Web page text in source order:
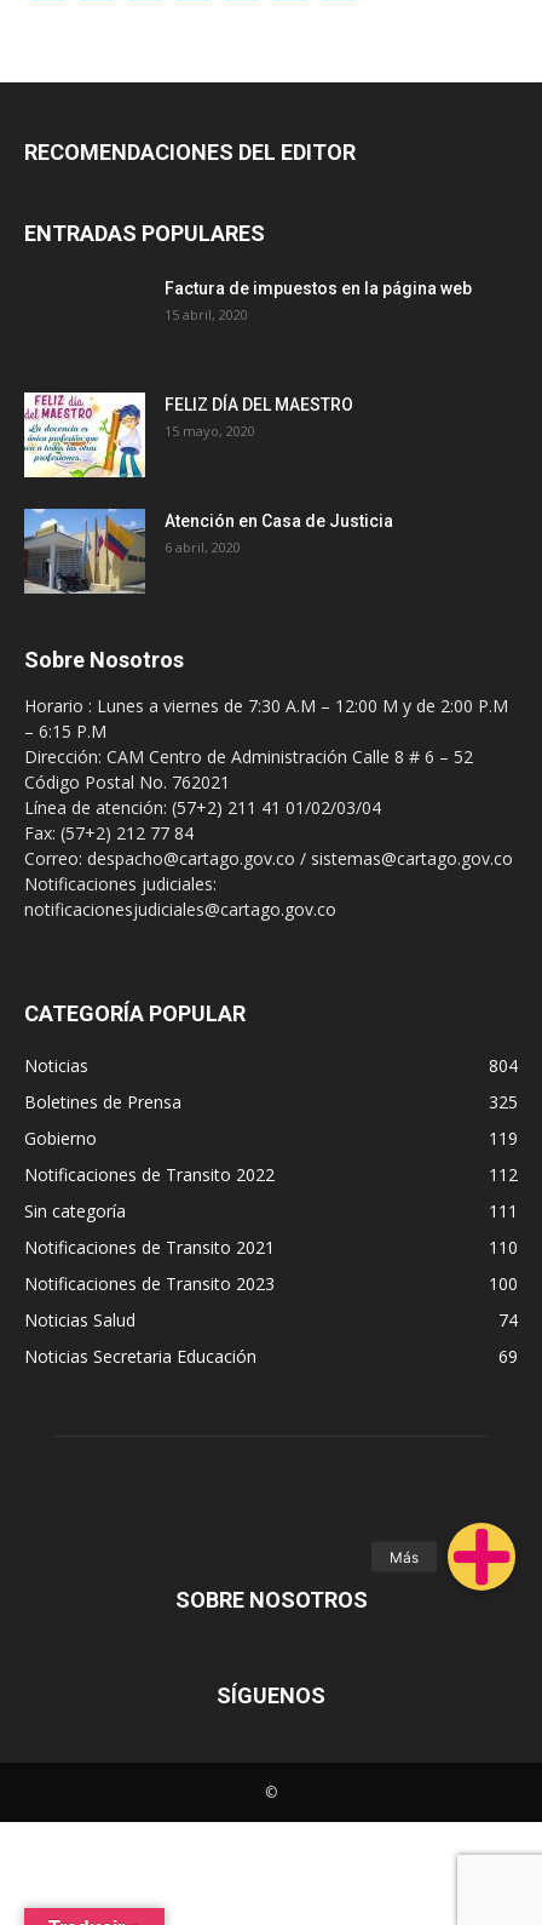
RECOMENDACIONES DEL EDITOR
ENTRADAS POPULARES
Factura de impuestos en la página web
15 abril, 2020
FELIZ DÍA DEL MAESTRO
15 mayo, 2020
Atención en Casa de Justicia
6 abril, 2020
Sobre Nosotros
Horario : Lunes a viernes de 7:30 A.M – 12:00 M y de 2:00 P.M
– 6:15 P.M
Dirección: CAM Centro de Administración Calle 8 # 6 – 52
Código Postal No. 762021
Línea de atención: (57+2) 211 41 01/02/03/04
Fax: (57+2) 212 77 84
Correo: despacho@cartago.gov.co / sistemas@cartago.gov.co
Notificaciones judiciales:
notificacionesjudiciales@cartago.gov.co
CATEGORÍA POPULAR
Noticias
804
Boletines de Prensa
325
Gobierno
119
Notificaciones de Transito 2022
112
Sin categoría
111
Notificaciones de Transito 2021
110
Notificaciones de Transito 2023
100
Noticias Salud
74
Noticias Secretaria Educación
69
SOBRE NOSOTROS
SÍGUENOS
©